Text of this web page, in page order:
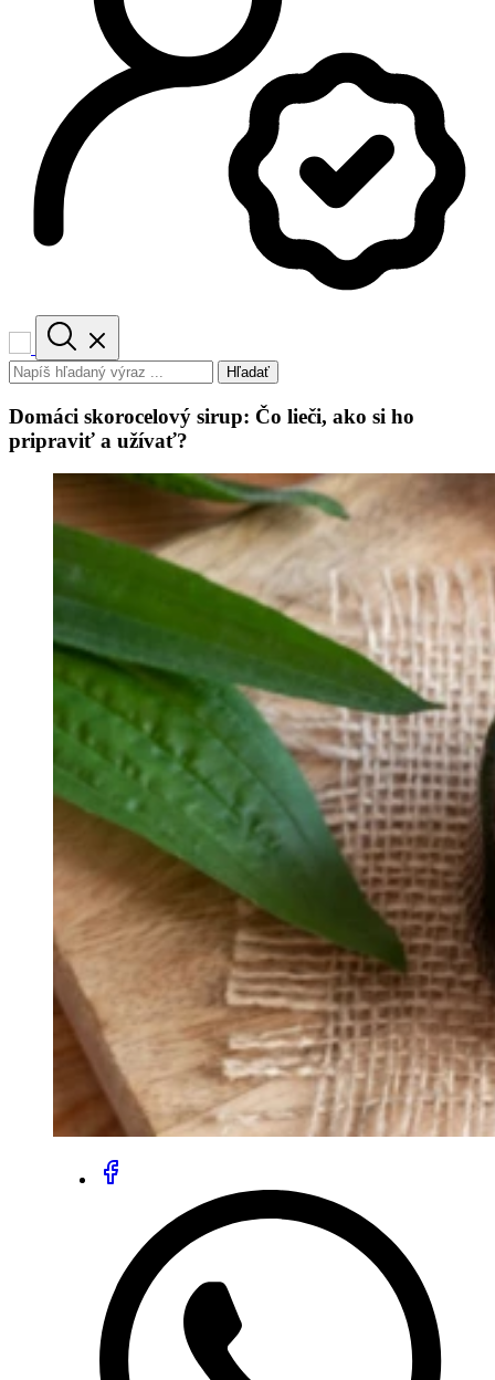
Hľadať
Domáci skorocelový sirup: Čo lieči, ako si ho
pripraviť a užívať?